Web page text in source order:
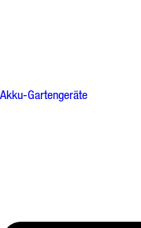
Akku-Gartengeräte